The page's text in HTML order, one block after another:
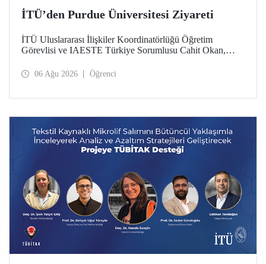
İTÜ’den Purdue Üniversitesi Ziyareti
İTÜ Uluslararası İlişkiler Koordinatörlüğü Öğretim
Görevlisi ve IAESTE Türkiye Sorumlusu Cahit Okan,
Temmuz tarihlerinde ABD’de dünyanın önde gelen
06 Ağu 2026 Öğrenci